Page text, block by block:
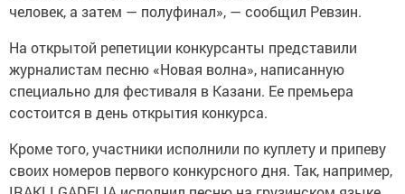
человек, а затем — полуфинал», — сообщил Ревзин.
На открытой репетиции конкурсанты представили
журналистам песню «Новая волна», написанную
специально для фестиваля в Казани. Ее премьера
состоится в день открытия конкурса.
Кроме того, участники исполнили по куплету и припеву
своих номеров первого конкурсного дня. Так, например,